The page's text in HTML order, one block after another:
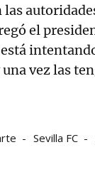
las
el
una vez las
Sevilla FC